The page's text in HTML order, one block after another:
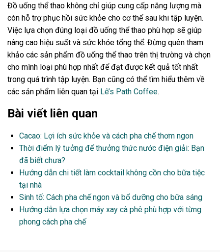
Đồ uống thể thao không chỉ giúp cung cấp năng lượng mà
còn hỗ trợ phục hồi sức khỏe cho cơ thể sau khi tập luyện.
Việc lựa chọn đúng loại đồ uống thể thao phù hợp sẽ giúp
nâng cao hiệu suất và sức khỏe tổng thể. Đừng quên tham
khảo các sản phẩm đồ uống thể thao trên thị trường và chọn
cho mình loại phù hợp nhất để đạt được kết quả tốt nhất
trong quá trình tập luyện. Bạn cũng có thể tìm hiểu thêm về
các sản phẩm liên quan tại Lê’s Path Coffee.
Bài viết liên quan
Cacao: Lợi ích sức khỏe và cách pha chế thơm ngon
Thời điểm lý tưởng để thưởng thức nước điện giải: Bạn
đã biết chưa?
Hướng dẫn chi tiết làm cocktail không cồn cho bữa tiệc
tại nhà
Sinh tố: Cách pha chế ngon và bổ dưỡng cho bữa sáng
Hướng dẫn lựa chọn máy xay cà phê phù hợp với từng
phong cách pha chế